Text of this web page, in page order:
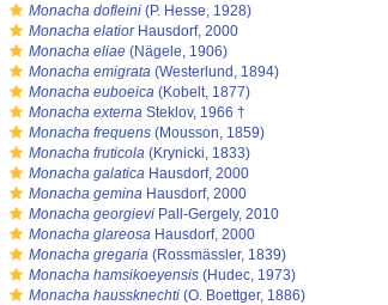
Monacha dofleini (P. Hesse, 1928)
Monacha elatiorHausdorf, 2000
Monacha eliae (Nägele, 1906)
Monacha emigrata (Westerlund, 1894)
Monacha euboeica (Kobelt, 1877)
Monacha externa Steklov, 1966 †
Monacha frequens (Mousson, 1859)
Monacha fruticola (Krynicki, 1833)
Monacha galatica Hausdorf, 2000
Monacha gemina Hausdorf, 2000
Monacha georgievi Pall-Gergely, 2010
Monacha glareosa Hausdorf, 2000
Monacha gregaria (Rossmässler, 1839)
Monacha hamsikoeyensis (Hudec, 1973)
Monacha haussknechti (O. Boettger, 1886)